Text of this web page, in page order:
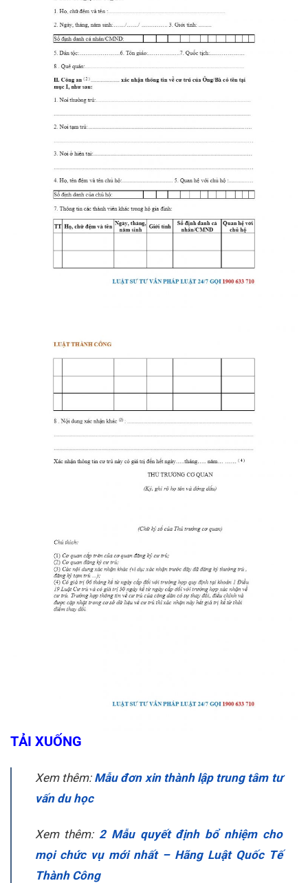
TẢI XUỐNG
Xem thêm: Mẫu đơn xin thành lập trung tâm tư
vấn du học
Xem thêm: 2 Mẫu quyết định bổ nhiệm cho
mọi chức vụ mới nhất – Hãng Luật Quốc Tế
Thành Công